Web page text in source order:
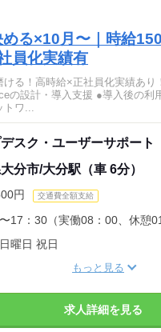
める×10月〜｜時給
員化実績有
ける！高時給×正社員化実績あ
の設計・導入支援 ●導入後の利
トワ...
スク・ユーザーサポート
分市/大分駅（車 6分）
円 交通費全額支給
17：30（実働08：00、休憩
曜日 祝日
もっと見る
求人詳細を見る